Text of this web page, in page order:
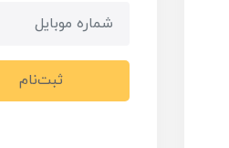
ثبت‌نام